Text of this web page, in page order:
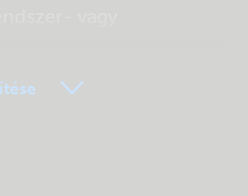
és válaszok